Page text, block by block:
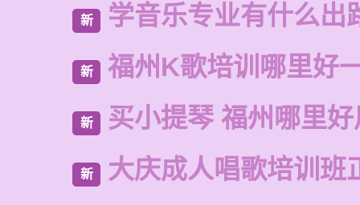
新 学音乐专业有什么出
新 福州K歌培训哪里好
新 买小提琴 福州哪里
新 大庆成人唱歌培训班